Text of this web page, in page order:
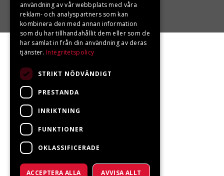
användning av vår webbplats med våra
reklam- och analyspartners som kan
kombinera den med annan information
som du har tillhandahållit dem eller som de
har samlat in från din användning av deras
tjänster. Integritetspolicy
STRIKT NÖDVÄNDIGT
PRESTANDA
INRIKTNING
FUNKTIONER
OKLASSIFICERADE
ACCEPTERA ALLA AVVISA ALLT